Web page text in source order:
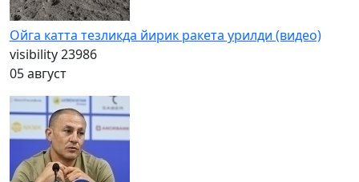
Ойга катта тезликда йирик ракета урилди (видео)
visibility23986
05 август